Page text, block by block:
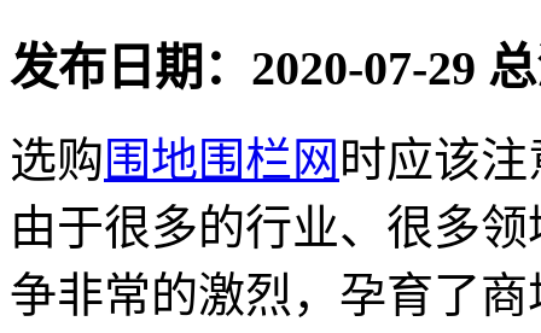
发布日期：2020-07-29
选购围地围栏网 时应该
由于很多的行业、很多
争非常的激烈，孕育了